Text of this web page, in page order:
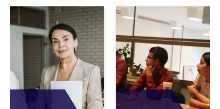
FONDATEURS
AVANT LA MISE
SUR LE
MARCHÉ
SÉCURISER LA
CESSION DES
PME